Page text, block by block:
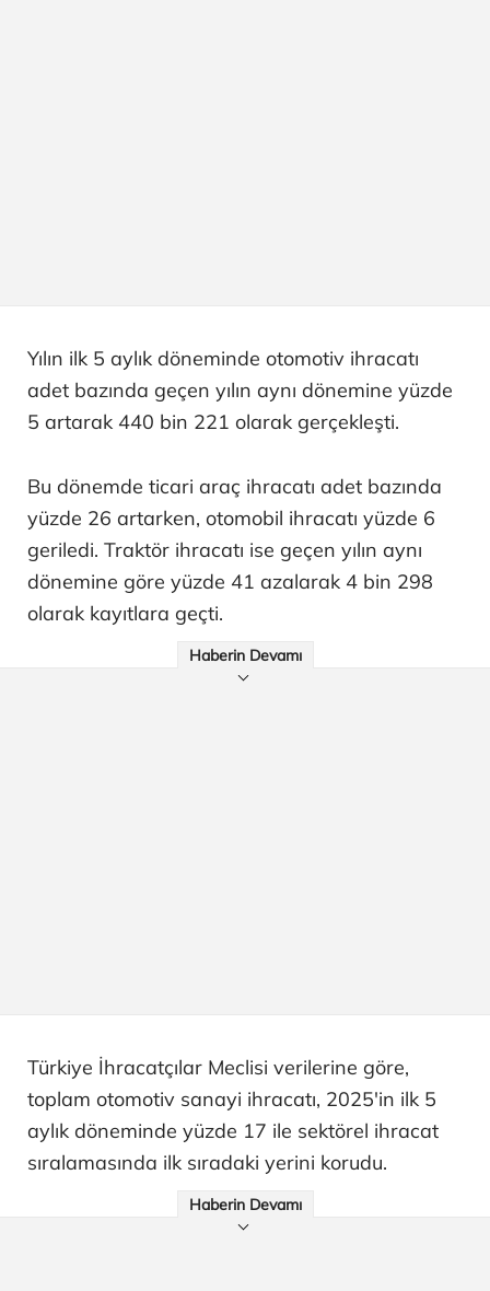
Yılın ilk 5 aylık döneminde otomotiv ihracatı
adet bazında geçen yılın aynı dönemine yüzde
5 artarak 440 bin 221 olarak gerçekleşti.
Bu dönemde ticari araç ihracatı adet bazında
yüzde 26 artarken, otomobil ihracatı yüzde 6
geriledi. Traktör ihracatı ise geçen yılın aynı
dönemine göre yüzde 41 azalarak 4 bin 298
olarak kayıtlara geçti.
Haberin Devamı
Türkiye İhracatçılar Meclisi verilerine göre,
toplam otomotiv sanayi ihracatı, 2025'in ilk 5
aylık döneminde yüzde 17 ile sektörel ihracat
sıralamasında ilk sıradaki yerini korudu.
Haberin Devamı